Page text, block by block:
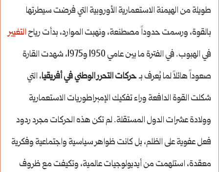
طويلة من الهيمنة الاستعمارية الأوروبية التي فرضت سيطرتها
بالقوة، ورسمت حدوداً مصطنعة، ونهبت الموارد، بدأت رياح التغيير
في الهبوب. في الفترة ما بين عامي 1950 و1975، شهدت القارة
صعوداً هائلاً لما يُعرف بـحركات التحرر الوطني في أفريقيا، التي
شكلت القوة الدافعة وراء تفكيك الإمبراطوريات الاستعمارية
وولادة عشرات الدول المستقلة. لم تكن هذه الحركات مجرد ردود
فعل عفوية على الظلم، بل كانت ظواهر سياسية واجتماعية وفكرية
معقدة، استلهمت من أيديولوجيات عالمية، وتكيفت مع ظروف